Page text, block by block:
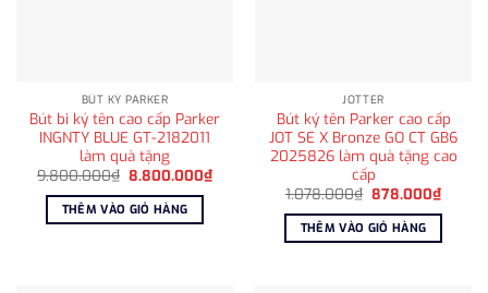
BÚT KÝ PARKER
Bút bi ký tên cao cấp Parker
INGNTY BLUE GT-2182011
làm quà tặng
9.800.000₫ Giá
là:
9.800.000₫.
8.800.000₫Giá
hiện
THÊM VÀO GIỎ HÀNG
JOTTER
Bút ký tên Parker cao cấp
JOT SE X Bronze GO CT GB6
2025826 làm quà tặng cao
cấp
1.078.000₫ Giá
là:
1.078.000₫.
878.000₫Giá
hiện
THÊM VÀO GIỎ HÀNG